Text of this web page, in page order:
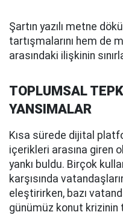
Şartın yazılı metne
tartışmalarını hem de
arasındaki ilişkinin
TOPLUMSAL
YANSIMALAR
Kısa sürede dijital
içerikleri arasına giren
yankı buldu. Birçok
karşısında
eleştirirken, bazı
günümüz konut krizinin